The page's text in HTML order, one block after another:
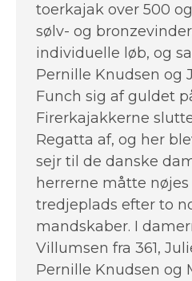
toerkajak over 500
sølv- og
individuelle løb, og
Pernille Knudsen og
Funch sig af guldet
Firerkajakkerne
Regatta af, og her
sejr til de danske
herrerne måtte
tredjeplads efter to
mandskaber. I
Villumsen fra 361,
Pernille Knudsen og